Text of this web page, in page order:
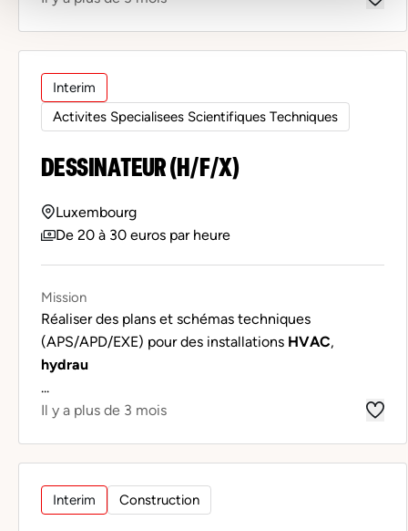
Interim
Activites Specialisees Scientifiques Techniques
DESSINATEUR (H/F/X)
Luxembourg
De 20 à 30 euros par heure
Mission
Réaliser des plans et schémas techniques
(APS/APD/EXE) pour des installations HVAC,
hydrau
...
Il y a plus de 3 mois
Interim Construction